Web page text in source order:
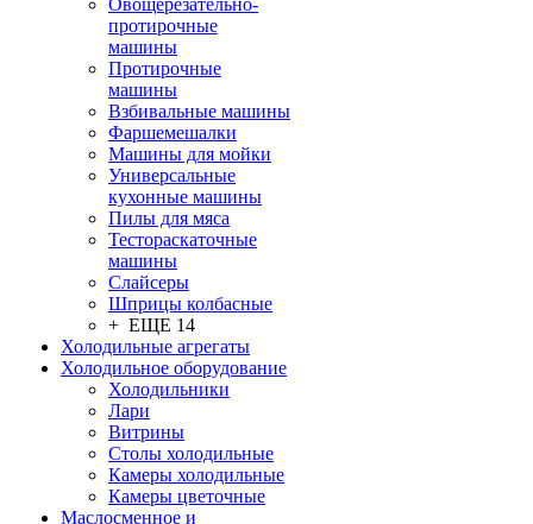
Овощерезательно-
протирочные
машины
Протирочные
машины
Взбивальные машины
Фаршемешалки
Машины для мойки
Универсальные
кухонные машины
Пилы для мяса
Тестораскаточные
машины
Слайсеры
Шприцы колбасные
+ ЕЩЕ 14
Холодильные агрегаты
Холодильное оборудование
Холодильники
Лари
Витрины
Столы холодильные
Камеры холодильные
Камеры цветочные
Маслосменное и